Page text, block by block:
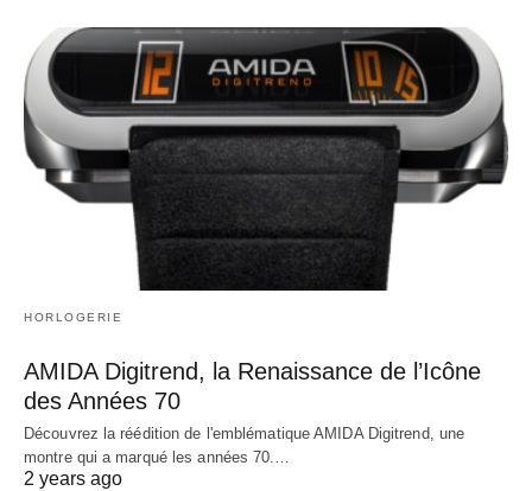
HORLOGERIE
AMIDA Digitrend, la Renaissance de l’Icône
des Années 70
Découvrez la réédition de l'emblématique AMIDA Digitrend, une
montre qui a marqué les années 70.…
2 years ago